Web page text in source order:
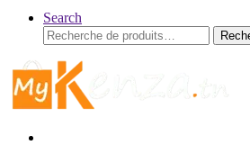
Search
Recherche
pour :